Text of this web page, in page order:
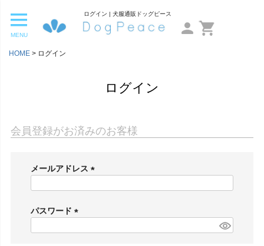
MENU
ログイン | 犬服通販ドッグピース
HOME ログイン
ログイン
会員登録がお済みのお客様
メールアドレス
)
パスワード